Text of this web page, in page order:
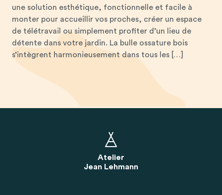
une solution esthétique, fonctionnelle et facile à
monter pour accueillir vos proches, créer un espace
de télétravail ou simplement profiter d’un lieu de
détente dans votre jardin. La bulle ossature bois
s’intègrent harmonieusement dans tous les […]
Atelier
Jean Lehmann